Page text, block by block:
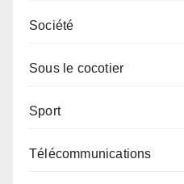
Société
Sous le cocotier
Sport
Télécommunications